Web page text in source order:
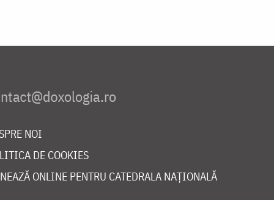
NOI
DE COOKIES
ONLINE PENTRU CATEDRALA NAȚIONALĂ